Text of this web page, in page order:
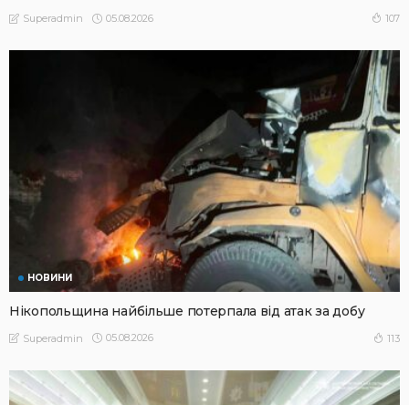
Superadmin 05.08.2026 107
НОВИНИ
Нікопольщина найбільше потерпала від атак за добу
Superadmin 05.08.2026 113